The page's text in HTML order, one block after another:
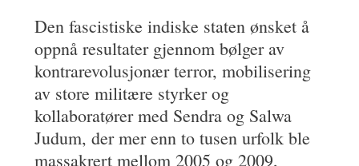
Den fascistiske indiske staten ønsket å
oppnå resultater gjennom bølger av
kontrarevolusjonær terror, mobilisering
av store militære styrker og
kollaboratører med Sendra og Salwa
Judum, der mer enn to tusen urfolk ble
massakrert mellom 2005 og 2009,